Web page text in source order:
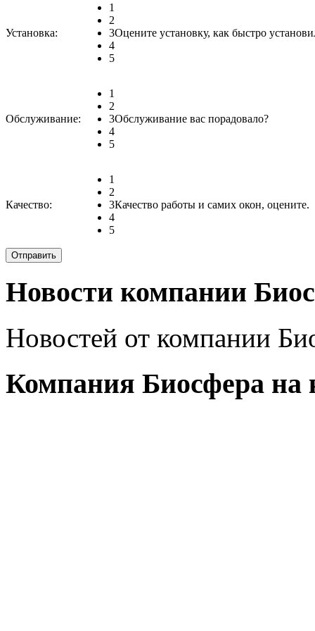
Установка:
1
2
3
4
5
Оцените установку, как быстро
Обслуживание:
1
2
3
4
5
Обслуживание вас порадовало?
Качество:
1
2
3
4
5
Качество работы и самих окон, оцените.
Новости компании
Новостей от компании
Компания Биосфера на